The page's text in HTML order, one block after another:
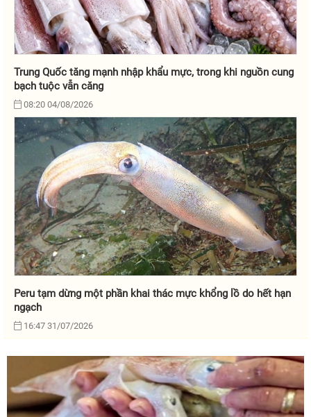
Trung Quốc tăng mạnh nhập khẩu mực, trong khi nguồn cung
bạch tuộc vẫn căng
08:20 04/08/2026
Peru tạm dừng một phần khai thác mực khổng lồ do hết hạn
ngạch
16:47 31/07/2026